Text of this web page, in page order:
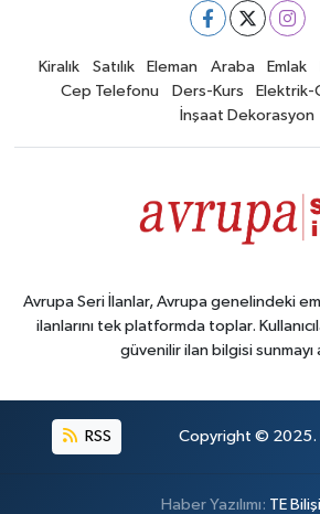
Kiralık Satılık Eleman Araba Emlak
Cep Telefonu
Ders-Kurs
Elektrik-
İnşaat Dekorasyon
Avrupa Seri İlanlar, Avrupa genelindeki
ilanlarını tek platformda toplar.
güvenilir ilan bilgisi sunmayı
RSS Copyright © 2025.
Haber Yazılımı: TE